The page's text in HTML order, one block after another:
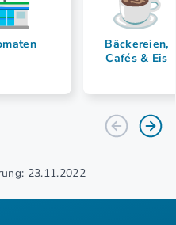
Bäckereien,
Cafés & Eis
23.11.2022